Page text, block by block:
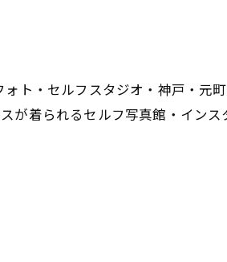
ト・セルフスタジオ・神戸・元
着られるセルフ写真館・インス